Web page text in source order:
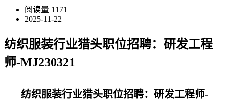
阅读量 1171
2025-11-22
纺织服装行业猎头职位招聘：研发工程
师-MJ230321
纺织服装行业猎头职位招聘：研发工程师-